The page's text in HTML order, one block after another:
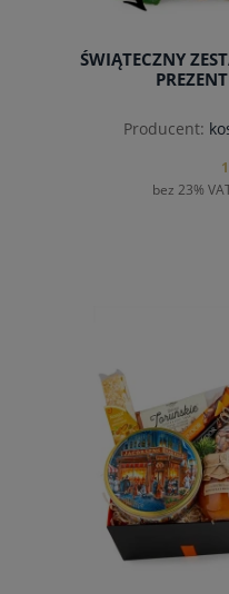
ŚWIĄTECZNY
Producent:
bez 23%